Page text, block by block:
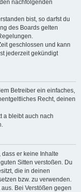
nachfolgenden
bist, so darfst du
des Boards gelten
geschlossen und kann
jederzeit gekündigt
Betreiber ein einfaches,
Recht, deinen
a bleibt auch nach
er keine Inhalte
Sitten verstoßen. Du
die in deinen
bzw. zu verwenden.
Bei Verstößen gegen